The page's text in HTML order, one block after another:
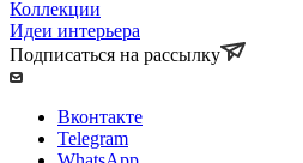
Коллекции
Идеи интерьера
Подписаться на рассылку
Вконтакте
Telegram